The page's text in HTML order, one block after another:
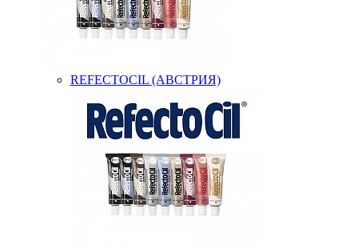
REFECTOCIL (АВСТРИЯ)